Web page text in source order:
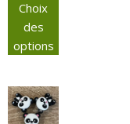
Choix
des
options